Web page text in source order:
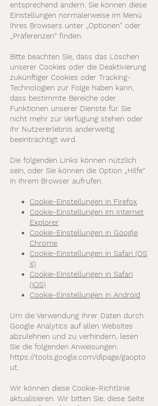
entsprechend ändern. Sie können diese
Einstellungen normalerweise im Menü
Ihres Browsers unter „Optionen“ oder
„Präferenzen“ finden.
Bitte beachten Sie, dass das Löschen
unserer Cookies oder die Deaktivierung
zukünftiger Cookies oder Tracking-
Technologien zur Folge haben kann,
dass bestimmte Bereiche oder
Funktionen unserer Dienste für Sie
nicht mehr zur Verfügung stehen oder
Ihr Nutzererlebnis anderweitig
beeinträchtigt wird.
Die folgenden Links können nützlich
sein, oder Sie können die Option „Hilfe“
in Ihrem Browser aufrufen.
Cookie-Einstellungen in Firefox
Cookie-Einstellungen im Internet
Explorer
Cookie-Einstellungen in Google
Chrome
Cookie-Einstellungen in Safari (OS
X)
Cookie-Einstellungen in Safari
(iOS)
Cookie-Einstellungen in Android
Um die Verwendung Ihrer Daten durch
Google Analytics auf allen Websites
abzulehnen und zu verhindern, lesen
Sie die folgenden Anweisungen:
https://tools.google.com/dlpage/gaopto
ut.
Wir können diese Cookie-Richtlinie
aktualisieren. Wir bitten Sie, diese Seite